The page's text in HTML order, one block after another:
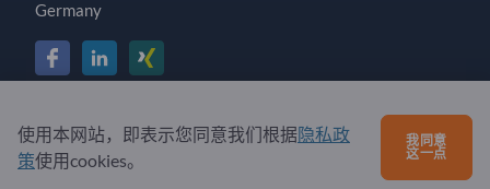
Germany
Copyright © 2026 Exportpages International GmbH. All
Rights Reserved.
使用本网站，即表示您同意我们根据隐私政
策使用cookies。
我同意
这一点